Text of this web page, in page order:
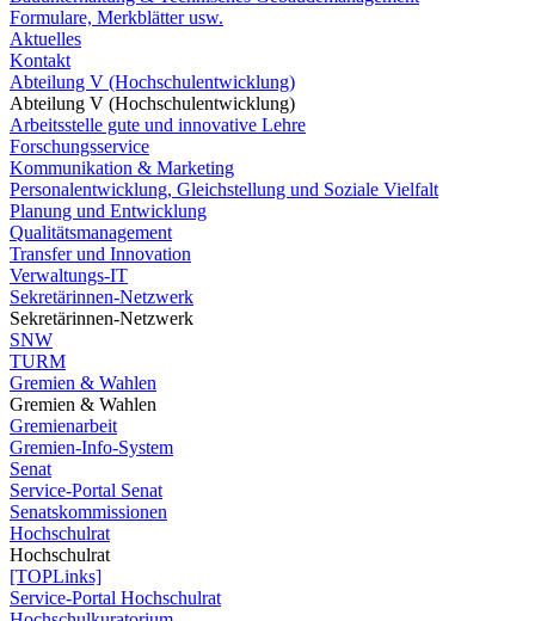
Formulare, Merkblätter usw.
Aktuelles
Kontakt
Abteilung V (Hochschulentwicklung)
Abteilung V (Hochschulentwicklung)
Arbeitsstelle gute und innovative Lehre
Forschungsservice
Kommunikation & Marketing
Personalentwicklung, Gleichstellung und Soziale Vielfalt
Planung und Entwicklung
Qualitätsmanagement
Transfer und Innovation
Verwaltungs-IT
Sekretärinnen-Netzwerk
Sekretärinnen-Netzwerk
SNW
TURM
Gremien & Wahlen
Gremien & Wahlen
Gremienarbeit
Gremien-Info-System
Senat
Service-Portal Senat
Senatskommissionen
Hochschulrat
Hochschulrat
[TOPLinks]
Service-Portal Hochschulrat